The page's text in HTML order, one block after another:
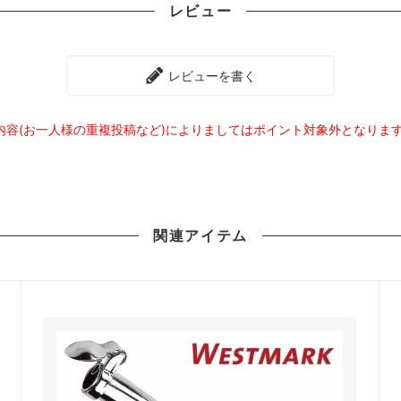
レビュー
レビューを書く
容(お一人様の重複投稿など)によりましてはポイント対象外となりま
関連アイテム